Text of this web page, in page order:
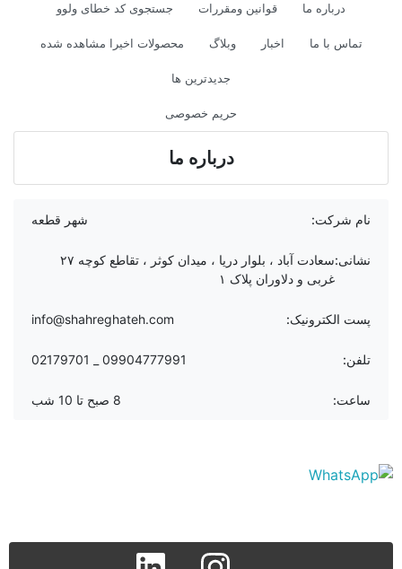
درباره ما قوانین ومقررات جستجوی کد خطای ولوو
تماس با ما اخبار وبلاگ محصولات اخیرا مشاهده شده
جدیدترین ها
حریم خصوصی
درباره ما
نام شرکت: شهر قطعه
نشانی:
سعادت آباد ، بلوار دریا ، میدان کوثر ، تقاطع کوچه ۲۷
غربی و دلاوران پلاک ۱
پست الکترونیک: info@shahreghateh.com
تلفن: 09904777991 _ 02179701
ساعت: 8 صبح تا 10 شب
instagram
linkedin